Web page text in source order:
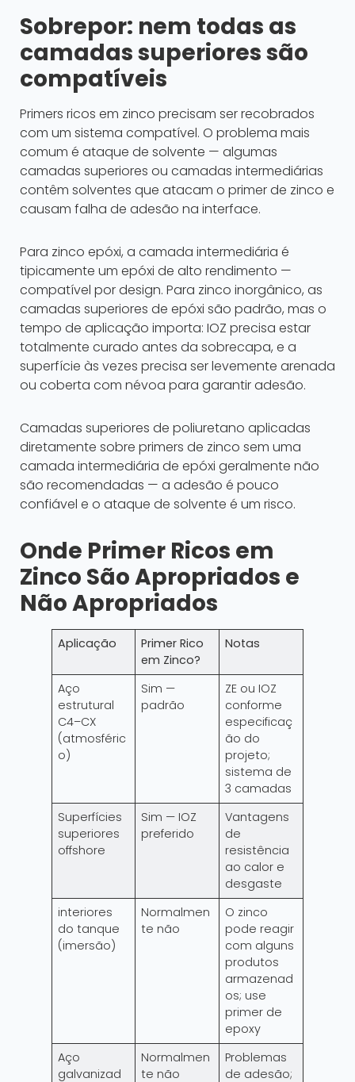
Sobrepor: nem todas as
camadas superiores são
compatíveis
Primers ricos em zinco precisam ser recobrados
com um sistema compatível. O problema mais
comum é ataque de solvente — algumas
camadas superiores ou camadas intermediárias
contêm solventes que atacam o primer de zinco e
causam falha de adesão na interface.
Para zinco epóxi, a camada intermediária é
tipicamente um epóxi de alto rendimento —
compatível por design. Para zinco inorgânico, as
camadas superiores de epóxi são padrão, mas o
tempo de aplicação importa: IOZ precisa estar
totalmente curado antes da sobrecapa, e a
superfície às vezes precisa ser levemente arenada
ou coberta com névoa para garantir adesão.
Camadas superiores de poliuretano aplicadas
diretamente sobre primers de zinco sem uma
camada intermediária de epóxi geralmente não
são recomendadas — a adesão é pouco
confiável e o ataque de solvente é um risco.
Onde Primer Ricos em
Zinco São Apropriados e
Não Apropriados
Aplicação
Primer Rico
em Zinco?
Notas
Aço
estrutural
C4–CX
(atmosféric
o)
Sim —
padrão
ZE ou IOZ
conforme
especificaç
ão do
projeto;
sistema de
3 camadas
Superfícies
superiores
offshore
Sim — IOZ
preferido
Vantagens
de
resistência
ao calor e
desgaste
interiores
do tanque
(imersão)
Normalmen
te não
O zinco
pode reagir
com alguns
produtos
armazenad
os; use
primer de
epoxy
Aço
galvanizad
Normalmen
te não
Problemas
de adesão;